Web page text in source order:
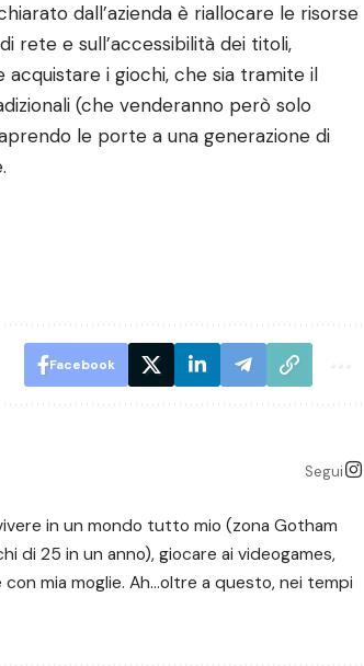
dall’azienda è riallocare le risorse
rete e sull’accessibilità dei titoli,
i giochi, che sia tramite il
(che venderanno però solo
le porte a una generazione di
Facebook
Segui
in un mondo tutto mio (zona Gotham
di 25 in un anno), giocare ai videogames,
mia moglie. Ah...oltre a questo, nei tempi